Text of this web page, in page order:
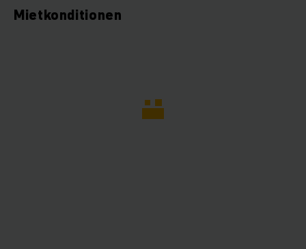
Mietkonditionen